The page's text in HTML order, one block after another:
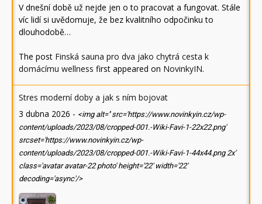
V dnešní době už nejde jen o to pracovat a fungovat. Stále
víc lidí si uvědomuje, že bez kvalitního odpočinku to
dlouhodobě…
The post Finská sauna pro dva jako chytrá cesta k
domácímu wellness first appeared on NovinkyIN.
Stres moderní doby a jak s ním bojovat
3 dubna 2026 - <img alt='' src='https://www.novinkyin.cz/wp-
content/uploads/2023/08/cropped-001.-Wiki-Favi-1-22x22.png'
srcset='https://www.novinkyin.cz/wp-
content/uploads/2023/08/cropped-001.-Wiki-Favi-1-44x44.png 2x'
class='avatar avatar-22 photo' height='22' width='22'
decoding='async'/>